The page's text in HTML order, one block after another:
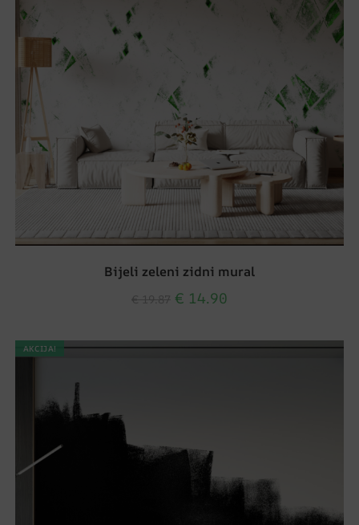
Bijeli zeleni zidni mural
€ 14.90
AKCIJA!